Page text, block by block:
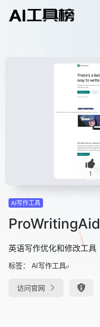
1
AI写作工具
ProWritingAid
英语写作优化和修改工具
标签： AI写作工具
访问官网